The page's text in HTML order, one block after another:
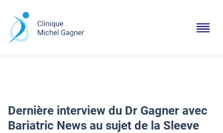
Dernière interview du Dr Gagner avec
Bariatric News au sujet de la Sleeve